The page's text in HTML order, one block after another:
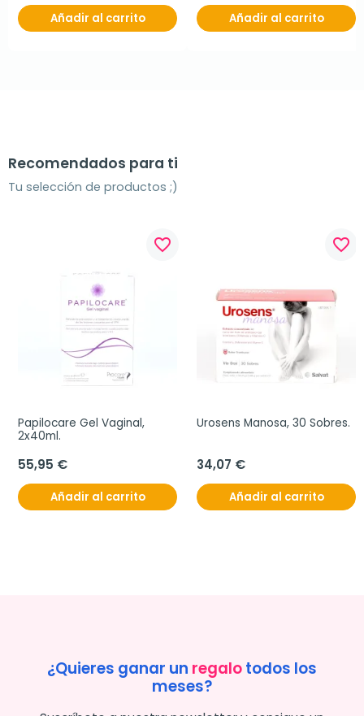
Añadir al carrito Añadir al carrito
Recomendados para ti
Tu selección de productos ;)
favorite_border
Papilocare Gel Vaginal,
2x40ml.
55,95 €
Añadir al carrito
favorite_border
Urosens Manosa, 30 Sobres.
34,07 €
Añadir al carrito
¿Quieres ganar un regalotodos los
meses?